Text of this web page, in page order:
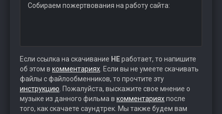
Собираем пожертвования на работу сайта:
Если ссылка на скачивание НЕработает, то напишите
об этом в комментариях . Если вы не умеете скачивать
файлы с файлообменников, то прочтите эту
инструкцию . Пожалуйста, выскажите свое мнение о
музыке из данного фильма в комментарияхпосле
того, как скачаете саундтрек. Мы также будем вам